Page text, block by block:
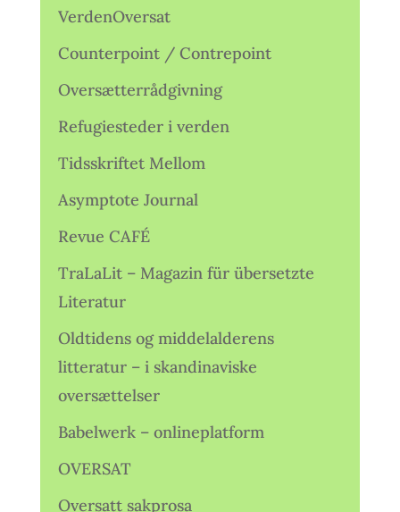
VerdenOversat
Counterpoint / Contrepoint
Oversætterrådgivning
Refugiesteder i verden
Tidsskriftet Mellom
Asymptote Journal
Revue CAFÉ
TraLaLit – Magazin für übersetzte
Literatur
Oldtidens og middelalderens
litteratur – i skandinaviske
oversættelser
Babelwerk – onlineplatform
OVERSAT
Oversatt sakprosa